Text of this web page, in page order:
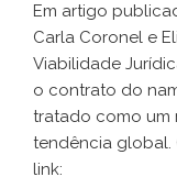
Em artigo
Carla Coronel e
Viabilidade
o contrato do
tratado como um
tendência global.
link: